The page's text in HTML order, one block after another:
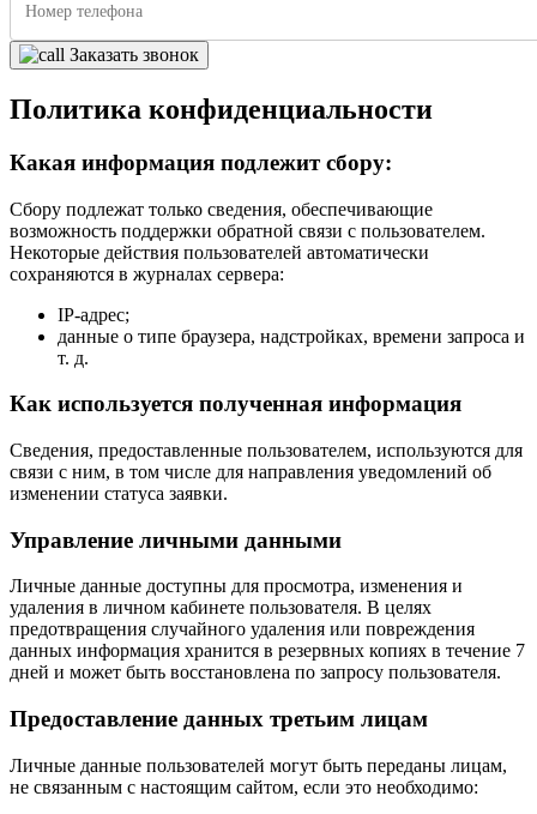
Заказать звонок
Политика конфиденциальности
Какая информация подлежит сбору:
Сбору подлежат только сведения, обеспечивающие
возможность поддержки обратной связи с пользователем.
Некоторые действия пользователей автоматически
сохраняются в журналах сервера:
IP-адрес;
данные о типе браузера, надстройках, времени запроса и
т. д.
Как используется полученная информация
Сведения, предоставленные пользователем, используются для
связи с ним, в том числе для направления уведомлений об
изменении статуса заявки.
Управление личными данными
Личные данные доступны для просмотра, изменения и
удаления в личном кабинете пользователя. В целях
предотвращения случайного удаления или повреждения
данных информация хранится в резервных копиях в течение 7
дней и может быть восстановлена по запросу пользователя.
Предоставление данных третьим лицам
Личные данные пользователей могут быть переданы лицам,
не связанным с настоящим сайтом, если это необходимо: